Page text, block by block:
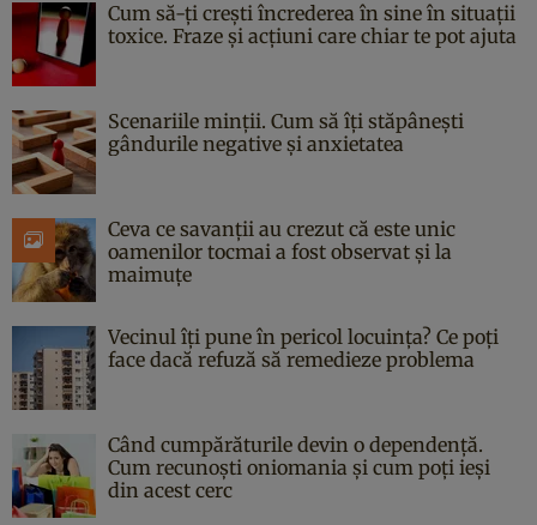
Cum să-ți crești încrederea în sine în situații
toxice. Fraze și acțiuni care chiar te pot ajuta
Scenariile minții. Cum să îți stăpânești
gândurile negative și anxietatea
Ceva ce savanții au crezut că este unic
oamenilor tocmai a fost observat și la
maimuțe
Vecinul îți pune în pericol locuința? Ce poți
face dacă refuză să remedieze problema
Când cumpărăturile devin o dependență.
Cum recunoști oniomania și cum poți ieși
din acest cerc